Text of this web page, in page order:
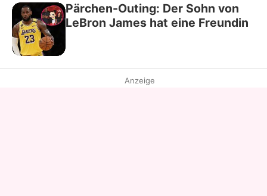
Pärchen-Outing: Der Sohn von
LeBron James hat eine Freundin
Anzeige